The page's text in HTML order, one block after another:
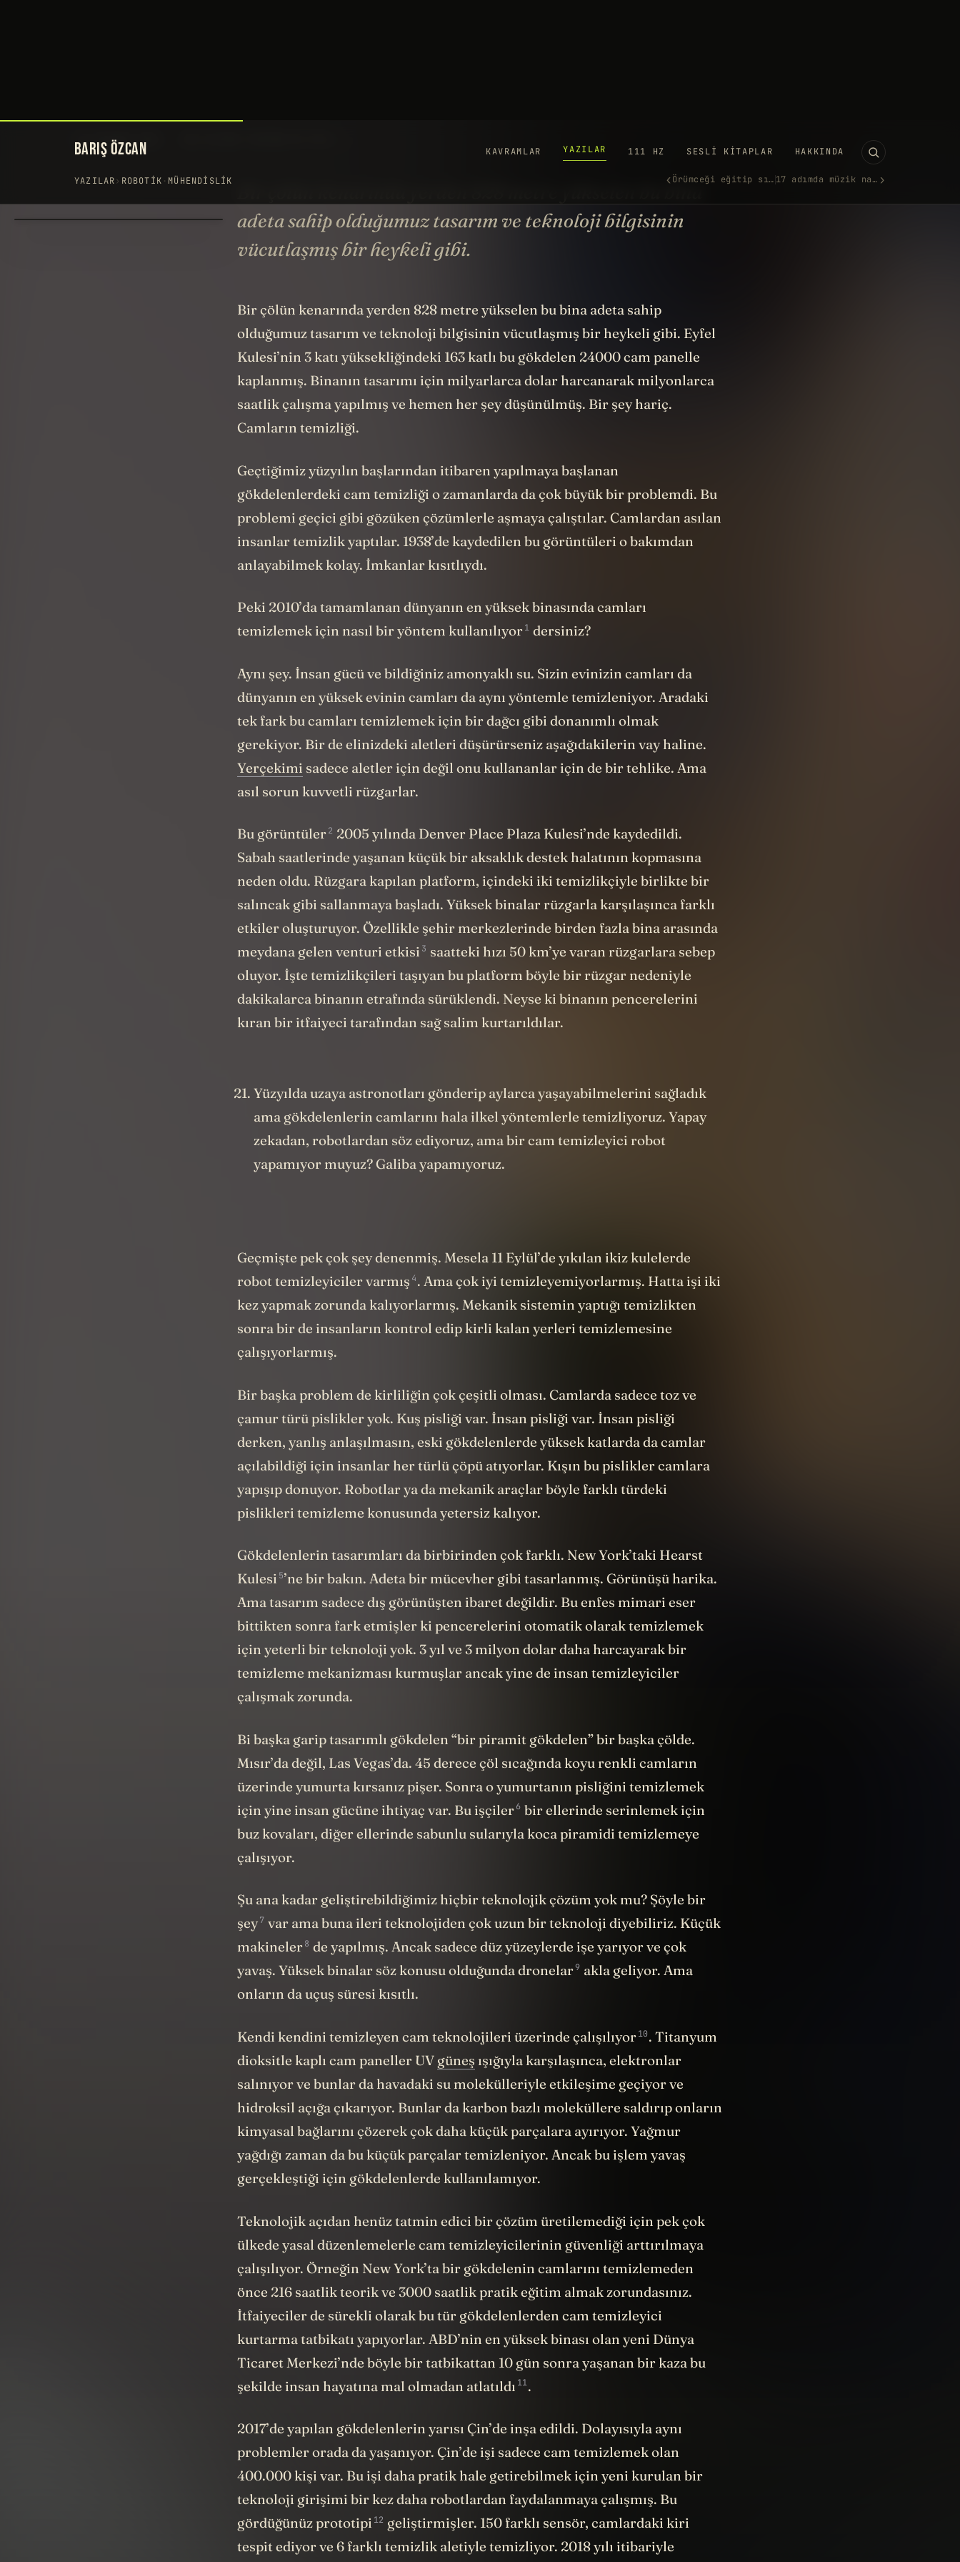
YOUTUBE'DA IZLE →
Bir çölün kenarında yerden 828 metre yükselen bu bina
adeta sahip olduğumuz tasarım ve teknoloji bilgisinin
vücutlaşmış bir heykeli gibi.
Bir çölün kenarında yerden 828 metre yükselen bu bina adeta sahip
olduğumuz tasarım ve teknoloji bilgisinin vücutlaşmış bir heykeli gibi. Eyfel
Kulesi’nin 3 katı yüksekliğindeki 163 katlı bu gökdelen 24000 cam panelle
kaplanmış. Binanın tasarımı için milyarlarca dolar harcanarak milyonlarca
saatlik çalışma yapılmış ve hemen her şey düşünülmüş. Bir şey hariç.
Camların temizliği.
Geçtiğimiz yüzyılın başlarından itibaren yapılmaya başlanan
gökdelenlerdeki cam temizliği o zamanlarda da çok büyük bir problemdi. Bu
problemi geçici gibi gözüken çözümlerle aşmaya çalıştılar. Camlardan asılan
insanlar temizlik yaptılar. 1938’de kaydedilen bu görüntüleri o bakımdan
anlayabilmek kolay. İmkanlar kısıtlıydı.
Peki 2010’da tamamlanan dünyanın en yüksek binasında camları
temizlemek için nasıl bir yöntem
kullanılıyor
Aynı şey. İnsan gücü ve bildiğiniz amonyaklı su. Sizin evinizin camları da
dünyanın en yüksek evinin camları da aynı yöntemle temizleniyor. Aradaki
tek fark bu camları temizlemek için bir dağcı gibi donanımlı olmak
gerekiyor. Bir de elinizdeki aletleri düşürürseniz aşağıdakilerin vay haline.
Yerçekimi sadece aletler için değil onu kullananlar için de bir tehlike. Ama
asıl sorun kuvvetli rüzgarlar.
görüntüler
2005 yılında Denver Place Plaza Kulesi’nde kaydedildi.
Sabah saatlerinde yaşanan küçük bir aksaklık destek halatının kopmasına
neden oldu. Rüzgara kapılan platform, içindeki iki temizlikçiyle birlikte bir
salıncak gibi sallanmaya başladı. Yüksek binalar rüzgarla karşılaşınca farklı
etkiler oluşturuyor. Özellikle şehir merkezlerinde birden fazla bina arasında
meydana gelen
saatteki hızı 50 km’ye varan rüzgarlara sebep
oluyor. İşte temizlikçileri taşıyan bu platform böyle bir rüzgar nedeniyle
dakikalarca binanın etrafında sürüklendi. Neyse ki binanın pencerelerini
kıran bir itfaiyeci tarafından sağ salim kurtarıldılar.
Yüzyılda uzaya astronotları gönderip aylarca yaşayabilmelerini sağladık
ama gökdelenlerin camlarını hala ilkel yöntemlerle temizliyoruz. Yapay
zekadan, robotlardan söz ediyoruz, ama bir cam temizleyici robot
yapamıyor muyuz? Galiba yapamıyoruz.
Geçmişte pek çok şey denenmiş. Mesela 11 Eylül’de yıkılan ikiz kulelerde
robot temizleyiciler
varmış
. Ama çok iyi temizleyemiyorlarmış. Hatta işi iki
kez yapmak zorunda kalıyorlarmış. Mekanik sistemin yaptığı temizlikten
sonra bir de insanların kontrol edip kirli kalan yerleri temizlemesine
çalışıyorlarmış.
Bir başka problem de kirliliğin çok çeşitli olması. Camlarda sadece toz ve
çamur türü pislikler yok. Kuş pisliği var. İnsan pisliği var. İnsan pisliği
derken, yanlış anlaşılmasın, eski gökdelenlerde yüksek katlarda da camlar
açılabildiği için insanlar her türlü çöpü atıyorlar. Kışın bu pislikler camlara
yapışıp donuyor. Robotlar ya da mekanik araçlar böyle farklı türdeki
pislikleri temizleme konusunda yetersiz kalıyor.
Gökdelenlerin tasarımları da birbirinden çok farklı. New York’taki
’ne bir bakın. Adeta bir mücevher gibi tasarlanmış. Görünüşü harika.
Ama tasarım sadece dış görünüşten ibaret değildir. Bu enfes mimari eser
bittikten sonra fark etmişler ki pencerelerini otomatik olarak temizlemek
için yeterli bir teknoloji yok. 3 yıl ve 3 milyon dolar daha harcayarak bir
temizleme mekanizması kurmuşlar ancak yine de insan temizleyiciler
çalışmak zorunda.
Bi başka garip tasarımlı gökdelen “bir piramit gökdelen” bir başka çölde.
Mısır’da değil, Las Vegas’da. 45 derece çöl sıcağında koyu renkli camların
üzerinde yumurta kırsanız pişer. Sonra o yumurtanın pisliğini temizlemek
için yine insan gücüne ihtiyaç var.
Bu işçiler
bir ellerinde serinlemek için
buz kovaları, diğer ellerinde sabunlu sularıyla koca piramidi temizlemeye
çalışıyor.
Şu ana kadar geliştirebildiğimiz hiçbir teknolojik çözüm yok mu? Şöyle
şey
var ama buna ileri teknolojiden çok uzun bir teknoloji diyebiliriz. Küçük
de yapılmış. Ancak sadece düz yüzeylerde işe yarıyor ve çok
yavaş. Yüksek binalar söz konusu olduğunda
akla geliyor. Ama
onların da uçuş süresi kısıtlı.
Kendi kendini temizleyen cam teknolojileri üzerinde çalışılıyor
. Titanyum
dioksitle kaplı cam paneller UV güneş ışığıyla karşılaşınca, elektronlar
salınıyor ve bunlar da havadaki su molekülleriyle etkileşime geçiyor ve
hidroksil açığa çıkarıyor. Bunlar da karbon bazlı moleküllere saldırıp onların
kimyasal bağlarını çözerek çok daha küçük parçalara ayırıyor. Yağmur
yağdığı zaman da bu küçük parçalar temizleniyor. Ancak bu işlem yavaş
gerçekleştiği için gökdelenlerde kullanılamıyor.
Teknolojik açıdan henüz tatmin edici bir çözüm üretilemediği için pek çok
ülkede yasal düzenlemelerle cam temizleyicilerinin güvenliği arttırılmaya
çalışılıyor. Örneğin New York’ta bir gökdelenin camlarını temizlemeden
önce 216 saatlik teorik ve 3000 saatlik pratik eğitim almak zorundasınız.
İtfaiyeciler de sürekli olarak bu tür gökdelenlerden cam temizleyici
kurtarma tatbikatı yapıyorlar. ABD’nin en yüksek binası olan yeni Dünya
Ticaret Merkezi’nde böyle bir tatbikattan 10 gün sonra yaşanan bir kaza bu
şekilde insan hayatına mal olmadan
2017’de yapılan gökdelenlerin yarısı Çin’de inşa edildi. Dolayısıyla aynı
problemler orada da yaşanıyor. Çin’de işi sadece cam temizlemek olan
400.000 kişi var. Bu işi daha pratik hale getirebilmek için yeni kurulan bir
teknoloji girişimi bir kez daha robotlardan faydalanmaya çalışmış. Bu
gördüğünüz prototipi
geliştirmişler. 150 farklı sensör, camlardaki kiri
tespit ediyor ve 6 farklı temizlik aletiyle temizliyor. 2018 yılı itibariyle